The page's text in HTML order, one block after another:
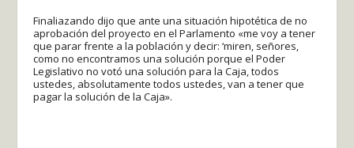
Finaliazando dijo que ante una situación hipotética de no
aprobación del proyecto en el Parlamento «me voy a tener
que parar frente a la población y decir: ‘miren, señores,
como no encontramos una solución porque el Poder
Legislativo no votó una solución para la Caja, todos
ustedes, absolutamente todos ustedes, van a tener que
pagar la solución de la Caja».